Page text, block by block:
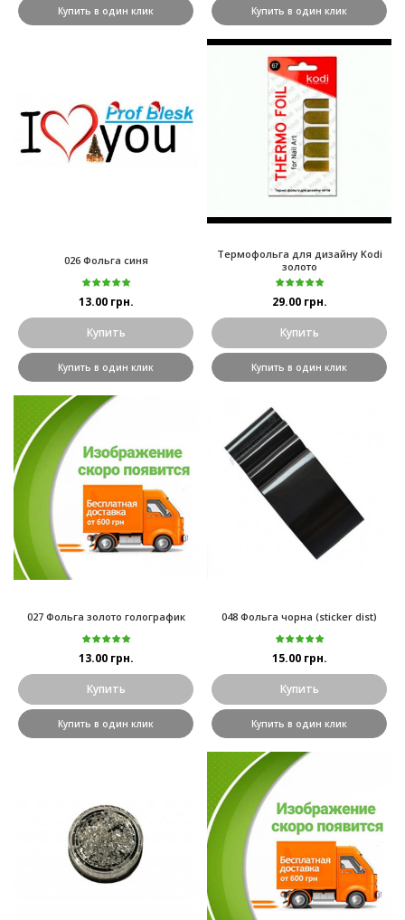
Купить в один клик Купить в один клик
026 Фольга синя
13.00 грн.
Купить
Купить в один клик
Термофольга для дизайну Kodi
золото
29.00 грн.
Купить
Купить в один клик
027 Фольга золото голографик
13.00 грн.
Купить
Купить в один клик
048 Фольга чорна (sticker dist)
15.00 грн.
Купить
Купить в один клик